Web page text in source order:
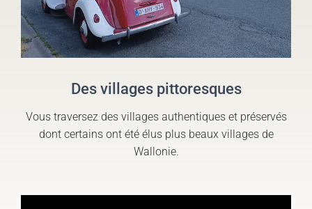
Des villages pittoresques
Vous traversez des villages authentiques et préservés
dont certains ont été élus plus beaux villages de
Wallonie.